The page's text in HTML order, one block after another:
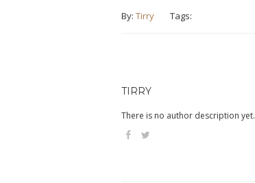
By: Tirry Tags:
TIRRY
There is no author description yet.